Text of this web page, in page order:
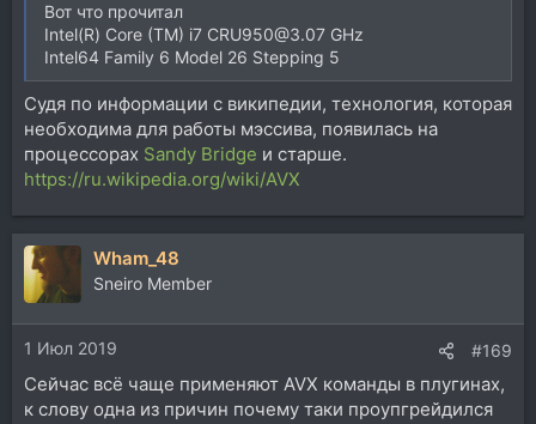
Вот что прочитал
Intel(R) Core (TM) i7 CRU950@3.07 GHz
Intel64 Family 6 Model 26 Stepping 5
Судя по информации с википедии, технология, которая
необходима для работы мэссива, появилась на
процессорах Sandy Bridge и старше.
https://ru.wikipedia.org/wiki/AVX
Wham_48
Sneiro Member
1 Июл 2019 #169
Сейчас всё чаще применяют AVX команды в плугинах,
к слову одна из причин почему таки проупгрейдился